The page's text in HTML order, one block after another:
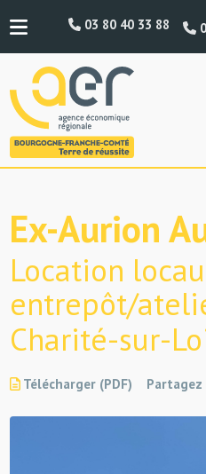
03 80 40 33 88
Ex-Aurion
Location
entrepôt/
Charité-sur-
Télécharger (PDF) Partagez